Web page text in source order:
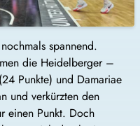
spannend.
die Heidelberger –
Punkte) und Damariae
und verkürzten den
einen Punkt. Doch